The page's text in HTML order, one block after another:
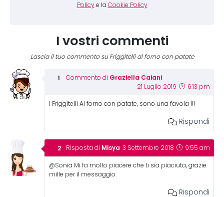
Policy e la Cookie Policy
I vostri commenti
Lascia il tuo commento su Friggitelli al forno con patate
Commento di Graziella Caiani
21 Luglio 2019 6:13 pm
I Friggitelli Al forno con patate, sono una favola !!!
Rispondi
Risposta di Misya 3 Settembre 2018 9:55 am
@Sonia Mi fa molto piacere che ti sia piaciuta, grazie
mille per il messaggio.
Rispondi